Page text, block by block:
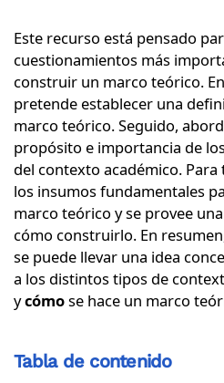
Este recurso está pensado
cuestionamientos más
construir un marco teórico.
pretende establecer una
marco teórico. Seguido,
propósito e importancia de
del contexto académico.
los insumos fundamentales
marco teórico y se provee
cómo construirlo. En
se puede llevar una idea
a los distintos tipos de
ycómose hace un marco
Tabla de contenido